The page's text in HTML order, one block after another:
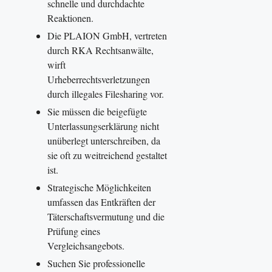
schnelle und durchdachte
Reaktionen.
Die PLAION GmbH, vertreten
durch RKA Rechtsanwälte,
wirft
Urheberrechtsverletzungen
durch illegales Filesharing vor.
Sie müssen die beigefügte
Unterlassungserklärung nicht
unüberlegt unterschreiben, da
sie oft zu weitreichend gestaltet
ist.
Strategische Möglichkeiten
umfassen das Entkräften der
Täterschaftsvermutung und die
Prüfung eines
Vergleichsangebots.
Suchen Sie professionelle